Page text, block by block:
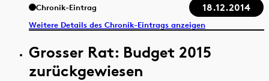
Chronik-Eintrag 18.12.2014
Weitere Details des Chronik-Eintrags anzeigen
Grosser Rat: Budget 2015
zurückgewiesen